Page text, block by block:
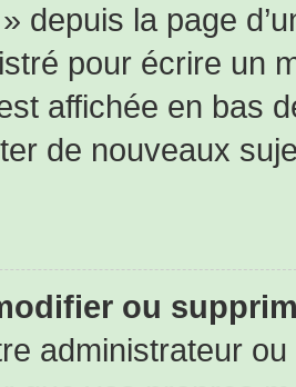
depuis la page
pour écrire un
affichée en bas
de nouveaux
ou
administrateur